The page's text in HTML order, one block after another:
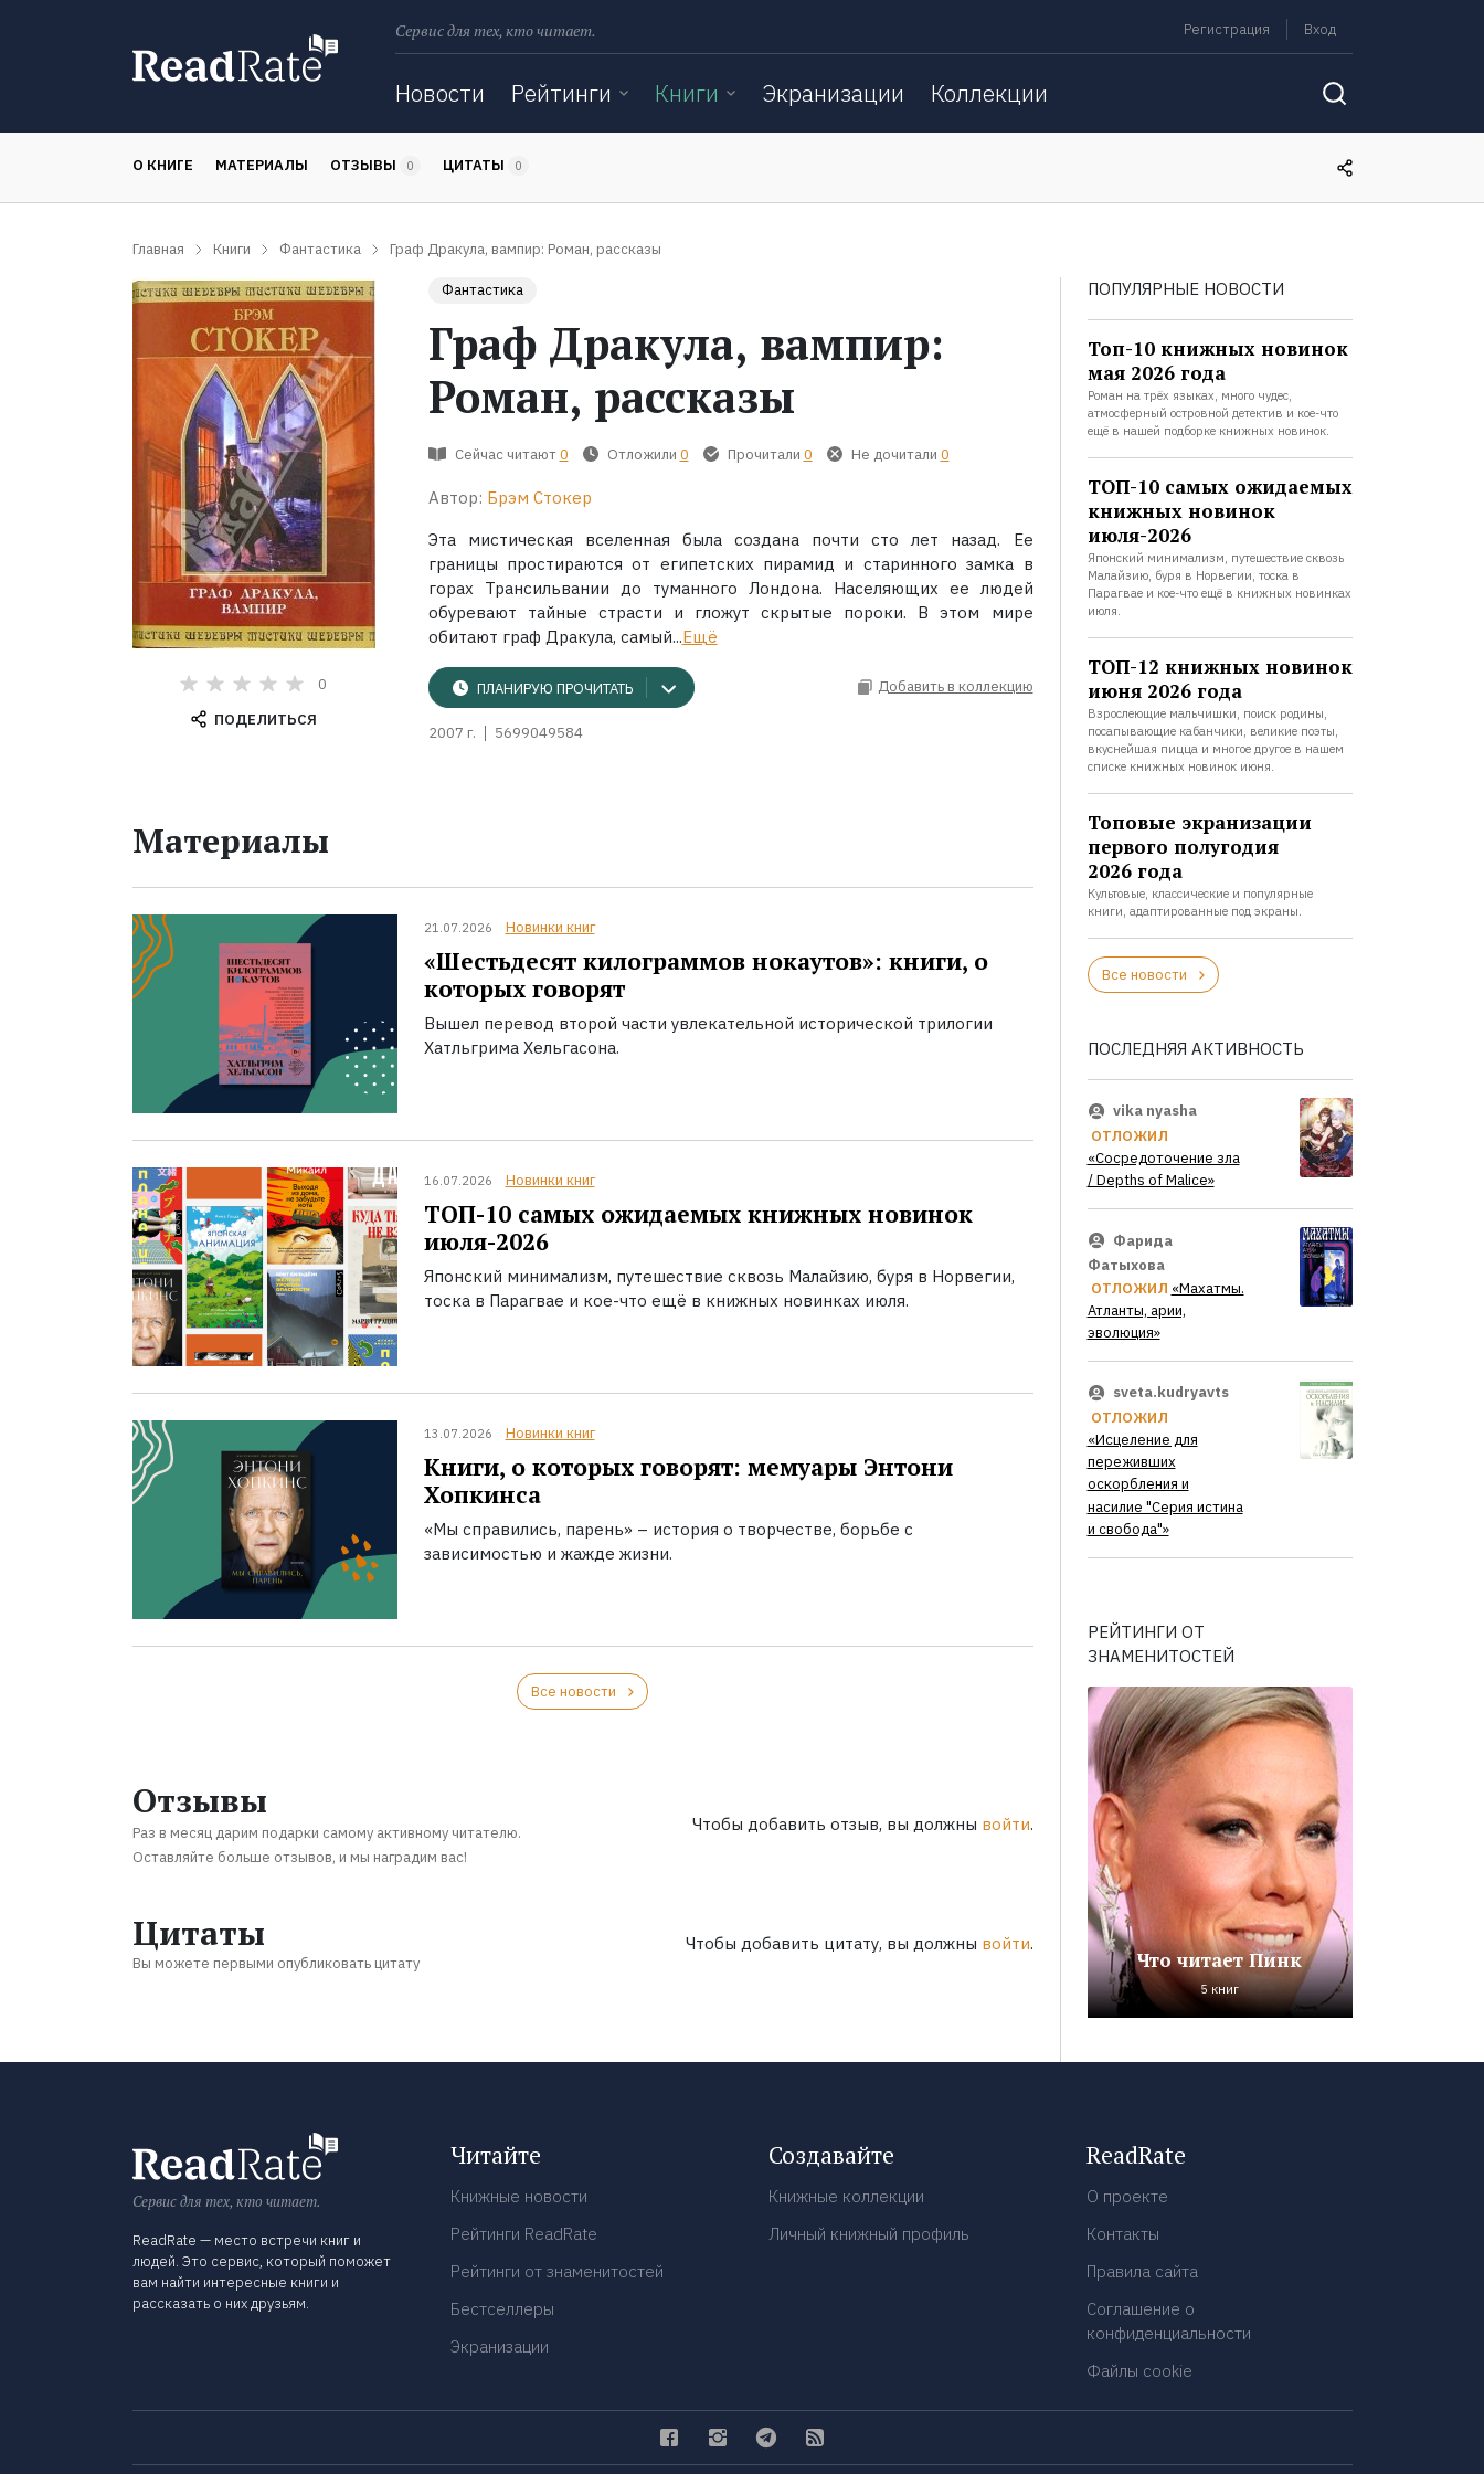
Сервис для тех, кто читает. Регистрация Вход
Новости Рейтинги Книги Экранизации Коллекции
О КНИГЕ МАТЕРИАЛЫ ОТЗЫВЫ 0 ЦИТАТЫ 0
Главная Книги Фантастика Граф Дракула, вампир: Роман, рассказы
0
ПОДЕЛИТЬСЯ
Фантастика
Граф Дракула, вампир:
Роман, рассказы
Сейчас читают 0 Отложили 0 Прочитали 0 Не дочитали 0
Автор: Брэм Стокер
Эта мистическая вселенная была создана почти сто лет назад. Ее
границы простираются от египетских пирамид и старинного замка в
горах Трансильвании до туманного Лондона. Населяющих ее людей
обуревают тайные страсти и гложут скрытые пороки. В этом мире
обитают граф Дракула, самый...Ещё
ПЛАНИРУЮ ПРОЧИТАТЬ Добавить в коллекцию
2007 г. 5699049584
Материалы
21.07.2026 Новинки книг
«Шестьдесят килограммов нокаутов»: книги, о
которых говорят
Вышел перевод второй части увлекательной исторической трилогии
Хатльгрима Хельгасона.
16.07.2026 Новинки книг
ТОП-10 самых ожидаемых книжных новинок
июля-2026
Японский минимализм, путешествие сквозь Малайзию, буря в Норвегии,
тоска в Парагвае и кое-что ещё в книжных новинках июля.
13.07.2026 Новинки книг
Книги, о которых говорят: мемуары Энтони
Хопкинса
«Мы справились, парень» – история о творчестве, борьбе с
зависимостью и жажде жизни.
Все новости
Отзывы
Раз в месяц дарим подарки самому активному читателю.
Оставляйте больше отзывов, и мы наградим вас!
Чтобы добавить отзыв, вы должны войти.
Цитаты
Вы можете первыми опубликовать цитату
Чтобы добавить цитату, вы должны войти.
ПОПУЛЯРНЫЕ НОВОСТИ
Топ-10 книжных новинок
мая 2026 года
Роман на трёх языках, много чудес,
атмосферный островной детектив и кое-что
ещё в нашей подборке книжных новинок.
ТОП-10 самых ожидаемых
книжных новинок
июля-2026
Японский минимализм, путешествие сквозь
Малайзию, буря в Норвегии, тоска в
Парагвае и кое-что ещё в книжных новинках
июля.
ТОП-12 книжных новинок
июня 2026 года
Взрослеющие мальчишки, поиск родины,
посапывающие кабанчики, великие поэты,
вкуснейшая пицца и многое другое в нашем
списке книжных новинок июня.
Топовые экранизации
первого полугодия
2026 года
Культовые, классические и популярные
книги, адаптированные под экраны.
Все новости
ПОСЛЕДНЯЯ АКТИВНОСТЬ
vika nyasha
ОТЛОЖИЛ
«Сосредоточение зла
/ Depths of Malice»
Фарида
Фатыхова
ОТЛОЖИЛ «Махатмы.
Атланты, арии,
эволюция»
sveta.kudryavts
ОТЛОЖИЛ
«Исцеление для
переживших
оскорбления и
насилие "Серия истина
и свобода"»
РЕЙТИНГИ ОТ
ЗНАМЕНИТОСТЕЙ
Что читает Пинк
5 книг
Сервис для тех, кто читает.
ReadRate — место встречи книг и
людей. Это сервис, который поможет
вам найти интересные книги и
рассказать о них друзьям.
Читайте
Книжные новости
Рейтинги ReadRate
Рейтинги от знаменитостей
Бестселлеры
Экранизации
Создавайте
Книжные коллекции
Личный книжный профиль
ReadRate
О проекте
Контакты
Правила сайта
Соглашение о
конфиденциальности
Файлы cookie